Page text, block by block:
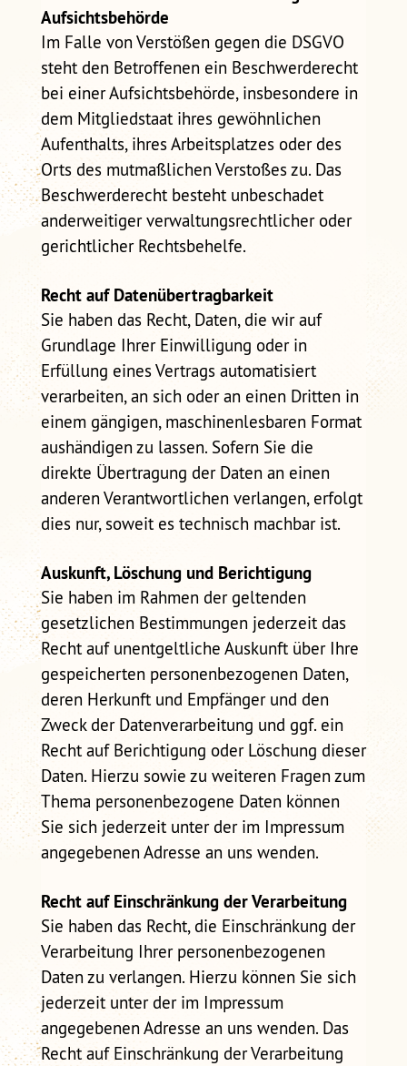
Aufsichtsbehörde
Im Falle von Verstößen gegen die DSGVO
steht den Betroffenen ein Beschwerderecht
bei einer Aufsichtsbehörde, insbesondere in
dem Mitgliedstaat ihres gewöhnlichen
Aufenthalts, ihres Arbeitsplatzes oder des
Orts des mutmaßlichen Verstoßes zu. Das
Beschwerderecht besteht unbeschadet
anderweitiger verwaltungsrechtlicher oder
gerichtlicher Rechtsbehelfe.
Recht auf Datenübertragbarkeit
Sie haben das Recht, Daten, die wir auf
Grundlage Ihrer Einwilligung oder in
Erfüllung eines Vertrags automatisiert
verarbeiten, an sich oder an einen Dritten in
einem gängigen, maschinenlesbaren Format
aushändigen zu lassen. Sofern Sie die
direkte Übertragung der Daten an einen
anderen Verantwortlichen verlangen, erfolgt
dies nur, soweit es technisch machbar ist.
Auskunft, Löschung und Berichtigung
Sie haben im Rahmen der geltenden
gesetzlichen Bestimmungen jederzeit das
Recht auf unentgeltliche Auskunft über Ihre
gespeicherten personenbezogenen Daten,
deren Herkunft und Empfänger und den
Zweck der Datenverarbeitung und ggf. ein
Recht auf Berichtigung oder Löschung dieser
Daten. Hierzu sowie zu weiteren Fragen zum
Thema personenbezogene Daten können
Sie sich jederzeit unter der im Impressum
angegebenen Adresse an uns wenden.
Recht auf Einschränkung der Verarbeitung
Sie haben das Recht, die Einschränkung der
Verarbeitung Ihrer personenbezogenen
Daten zu verlangen. Hierzu können Sie sich
jederzeit unter der im Impressum
angegebenen Adresse an uns wenden. Das
Recht auf Einschränkung der Verarbeitung